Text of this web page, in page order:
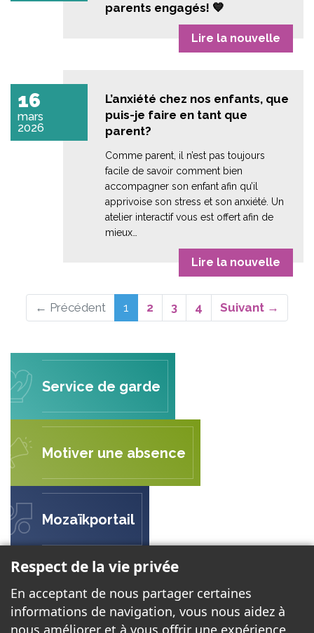
parents engagés! 💙
Lire la nouvelle
16
mars
2026
L’anxiété chez nos enfants, que
puis-je faire en tant que
parent?
Comme parent, il n’est pas toujours
facile de savoir comment bien
accompagner son enfant afin qu’il
apprivoise son stress et son anxiété. Un
atelier interactif vous est offert afin de
mieux…
Lire la nouvelle
← Précédent 1 (actuel)
2 3 4 Suivant →
Service de garde
Motiver une absence
Mozaïkportail
ÉCOLE DE L'ENVOLÉE
299 rue Ernest Gaboury
Gatineau, QC J8V 2P8
Respect de la vie privée
En acceptant de nous partager certaines
informations de navigation, vous nous aidez à
nous améliorer et à vous offrir une expérience